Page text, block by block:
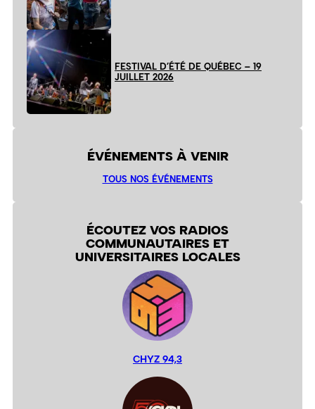
FESTIVAL D’ÉTÉ DE QUÉBEC – 19
JUILLET 2026
ÉVÉNEMENTS À VENIR
TOUS NOS ÉVÉNEMENTS
ÉCOUTEZ VOS RADIOS
COMMUNAUTAIRES ET
UNIVERSITAIRES LOCALES
CHYZ 94,3